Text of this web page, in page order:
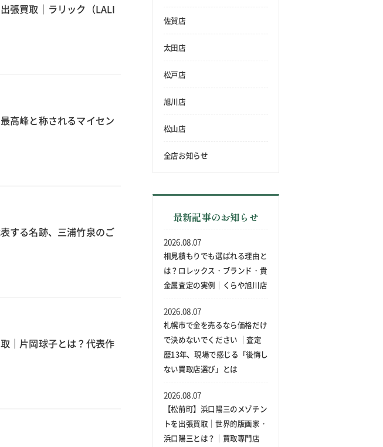
張買取｜ラリック（LALI
高峰と称されるマイセン
する名跡、三浦竹泉のご
｜片岡球子とは？代表作
佐賀店
太田店
松戸店
旭川店
松山店
全店お知らせ
最新記事のお知らせ
相見積もりでも選ばれる理由と
は？ロレックス・ブランド・貴
金属査定の実例｜くらや旭川店
2026.08.07
札幌市で金を売るなら価格だけ
で決めないでください ｜査定
歴13年、現場で感じる「後悔し
ない買取店選び」とは
2026.08.07
【松前町】浜口陽三のメゾチン
トを出張買取｜世界的版画家・
浜口陽三とは？｜買取専門店
2026.08.07